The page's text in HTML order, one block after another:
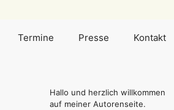
Termine Presse Kontakt
Hallo und herzlich willkommen
auf meiner Autorenseite.